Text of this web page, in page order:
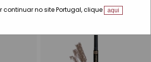
continuar no site Portugal, clique aqui